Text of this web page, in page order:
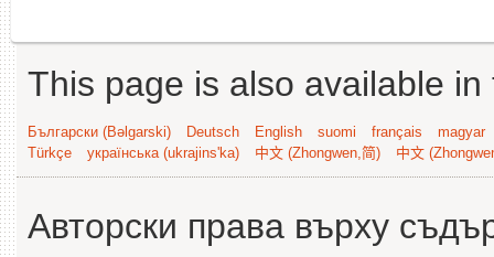
This page is also available
Български (Bəlgarski) Deutsch English suomi français
magyar
Türkçe
українська (ukrajins'ka) 中文 (Zhongwen,简) 中文
Авторски права върху